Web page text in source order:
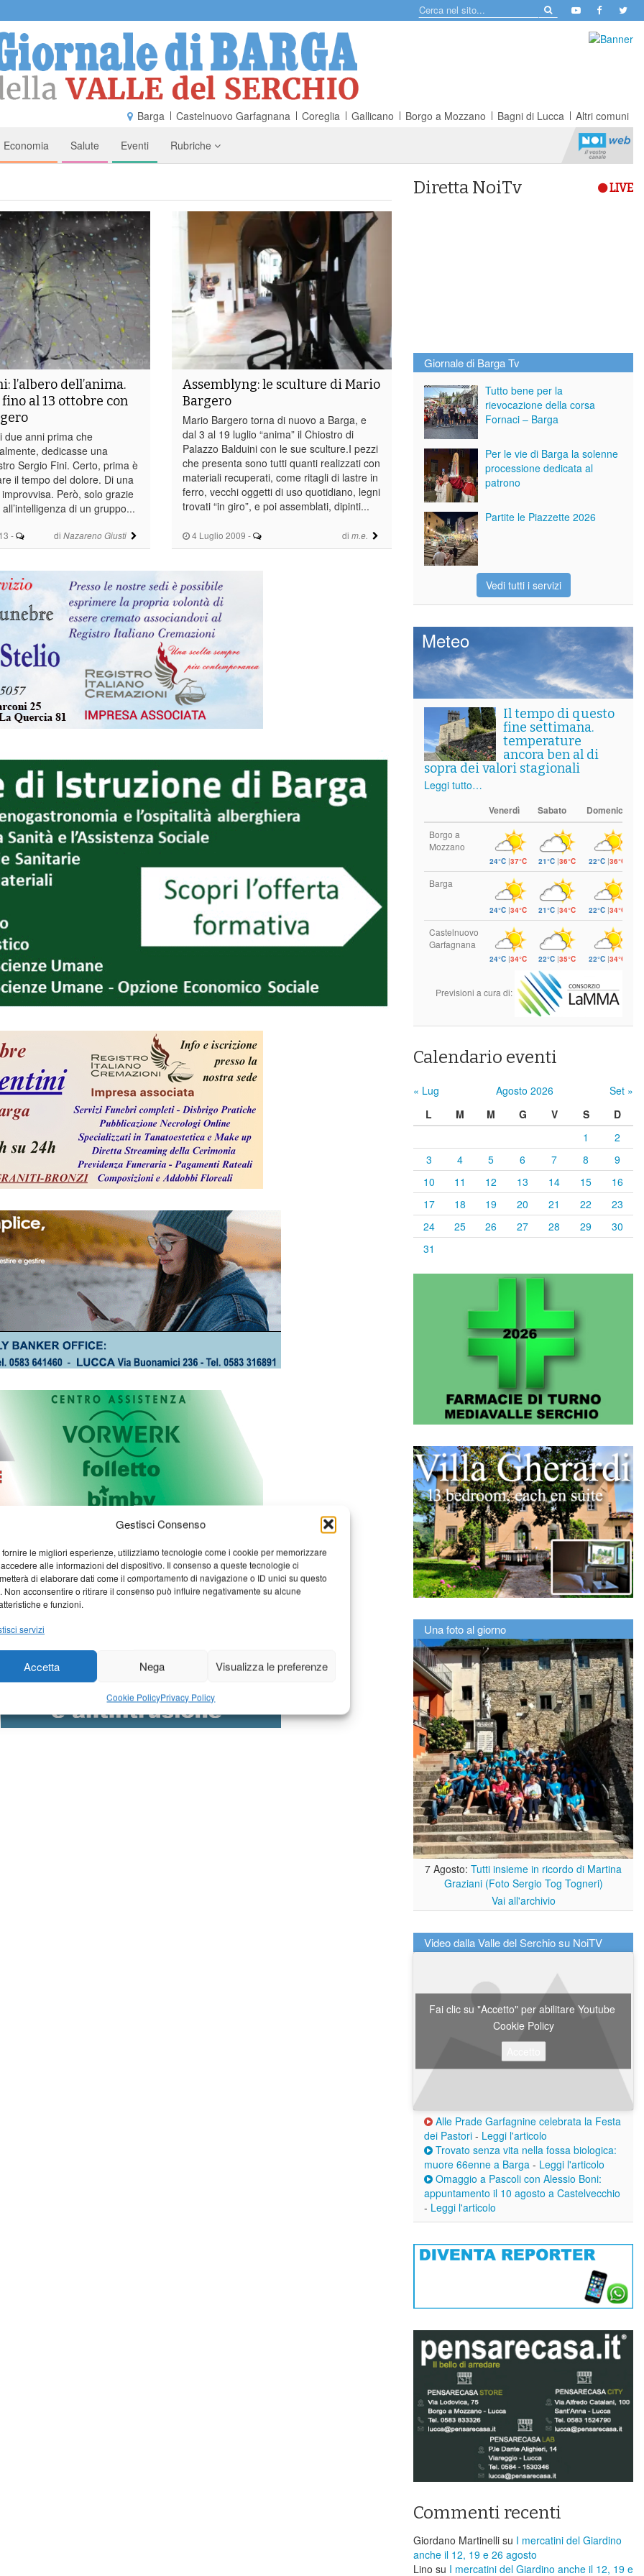
Gestisci Consenso
fornire le migliori esperienze, utilizziamo tecnologie come i cookie per memorizzare
alle informazioni del dispositivo. Il consenso a queste tecnologie ci
di elaborare dati come il comportamento di navigazione o ID unici su questo
Non acconsentire o ritirare il consenso può influire negativamente su alcune
e funzioni.
servizi
Accetta Nega Visualizza le preferenze
Cookie PolicyPrivacy Policy
Barga Castelnuovo Garfagnana Coreglia Gallicano Borgo a Mozzano Bagni di Lucca Altri comuni
Economia Salute Eventi Rubriche
- di Nazareno Giusti
l’albero dell’anima.
al 13 ottobre con
due anni prima che
dedicasse una
Sergio Fini. Certo, prima è
il tempo del dolore. Di una
Però, solo grazie
di un gruppo...
4 Luglio 2009 - di m.e.
Assemblyng: le sculture di Mario
Bargero
Mario Bargero torna di nuovo a Barga, e
dal 3 al 19 luglio “anima” il Chiostro di
Palazzo Balduini con le sue sculture.I pezzi
che presenta sono tutti quanti realizzati con
materiali recuperati, come ritagli di lastre in
ferro, vecchi oggetti di uso quotidiano, legni
trovati “in giro”, e poi assemblati, dipinti...
Diretta NoiTv LIVE
Giornale di Barga Tv
Tutto bene per la
rievocazione della corsa
Fornaci – Barga
Per le vie di Barga la solenne
processione dedicata al
patrono
Partite le Piazzette 2026
Vedi tutti i servizi
Meteo
Il tempo di questo
fine settimana.
temperature
ancora ben al di
sopra dei valori stagionali
Leggi tutto…
Venerdì Sabato Domenica
Borgo a
Mozzano
24°C |37°C 21°C |36°C 22°C |36°C
Barga
24°C |34°C 21°C |34°C 22°C |34°C
Castelnuovo
Garfagnana
24°C |34°C 22°C |35°C 22°C |34°C
Previsioni a cura di:
Calendario eventi
« Lug Agosto 2026
Set »
L
M M G V S
D
1
2
3
4 5 6 7 8
9
10
11 12 13 14 15
16
17
18 19 20 21 22
23
24
25 26 27 28 29
30
31
Una foto al giorno
7 Agosto: Tutti insieme in ricordo di Martina
Graziani (Foto Sergio Tog Togneri)
Vai all'archivio
Video dalla Valle del Serchio su NoiTV
Fai clic su "Accetto" per abilitare Youtube
Cookie Policy
Alle Prade Garfagnine celebrata la Festa
dei Pastori - Leggi l'articolo
Trovato senza vita nella fossa biologica:
muore 66enne a Barga - Leggi l'articolo
Omaggio a Pascoli con Alessio Boni:
appuntamento il 10 agosto a Castelvecchio
- Leggi l'articolo
Commenti recenti
Giordano Martinelli su I mercatini del Giardino
anche il 12, 19 e 26 agosto
Lino su I mercatini del Giardino anche il 12, 19 e